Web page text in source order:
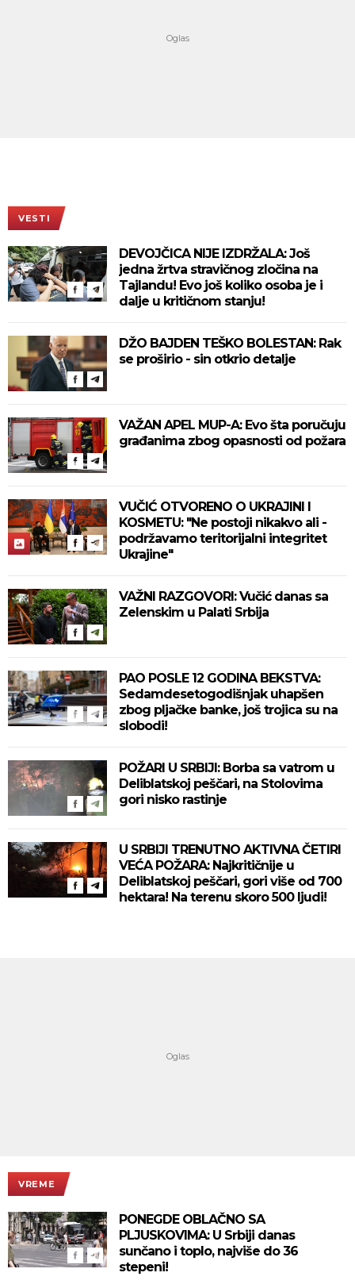
VESTI
DEVOJČICA NIJE IZDRŽALA: Još
jedna žrtva stravičnog zločina na
Tajlandu! Evo još koliko osoba je i
dalje u kritičnom stanju!
DŽO BAJDEN TEŠKO BOLESTAN: Rak
se proširio - sin otkrio detalje
VAŽAN APEL MUP-A: Evo šta poručuju
građanima zbog opasnosti od požara
VUČIĆ OTVORENO O UKRAJINI I
KOSMETU: "Ne postoji nikakvo ali -
podržavamo teritorijalni integritet
Ukrajine"
VAŽNI RAZGOVORI: Vučić danas sa
Zelenskim u Palati Srbija
PAO POSLE 12 GODINA BEKSTVA:
Sedamdesetogodišnjak uhapšen
zbog pljačke banke, još trojica su na
slobodi!
POŽARI U SRBIJI: Borba sa vatrom u
Deliblatskoj peščari, na Stolovima
gori nisko rastinje
U SRBIJI TRENUTNO AKTIVNA ČETIRI
VEĆA POŽARA: Najkritičnije u
Deliblatskoj peščari, gori više od 700
hektara! Na terenu skoro 500 ljudi!
VREME
PONEGDE OBLAČNO SA
PLJUSKOVIMA: U Srbiji danas
sunčano i toplo, najviše do 36
stepeni!